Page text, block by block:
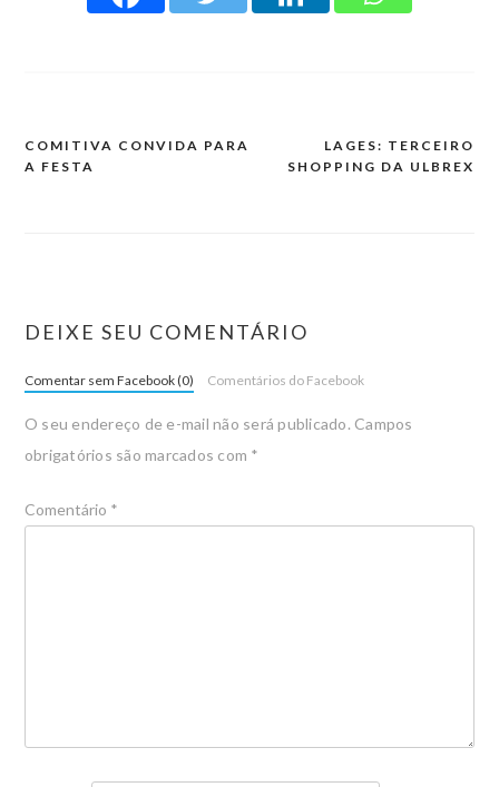
COMITIVA CONVIDA PARA
A FESTA
LAGES: TERCEIRO
SHOPPING DA ULBREX
DEIXE SEU COMENTÁRIO
Comentar sem Facebook (0) Comentários do Facebook
O seu endereço de e-mail não será publicado. Campos
obrigatórios são marcados com *
Comentário *